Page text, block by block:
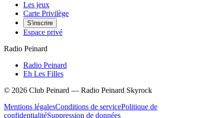
Les jeux
Carte Privilège
S'inscrire
Espace privé
Radio Peinard
Radio Peinard
Eh Les Filles
© 2026 Club Peinard — Radio Peinard Skyrock
Mentions légalesConditions de servicePolitique de
confidentialitéSuppression de données